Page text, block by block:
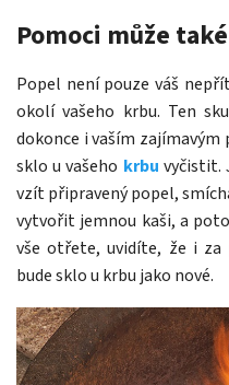
Pomoci může
Popel není pouze váš
okolí vašeho krbu. Ten
dokonce i vaším
sklo u vašeho krbu vyčistit.
vzít připravený popel,
vytvořit jemnou kaši, a
vše otřete, uvidíte, že i
bude sklo u krbu jako nové.